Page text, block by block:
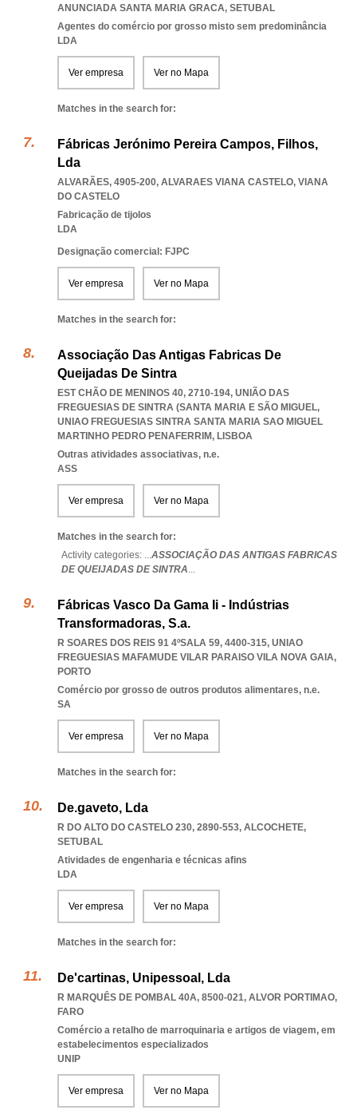
ANUNCIADA SANTA MARIA GRACA, SETUBAL
Agentes do comércio por grosso misto sem predominância
LDA
Ver empresa Ver no Mapa
Matches in the search for:
Fábricas Jerónimo Pereira Campos, Filhos,
Lda
ALVARÃES, 4905-200, ALVARAES VIANA CASTELO, VIANA
DO CASTELO
Fabricação de tijolos
LDA
Designação comercial: FJPC
Ver empresa Ver no Mapa
Matches in the search for:
Associação Das Antigas Fabricas De
Queijadas De Sintra
EST CHÃO DE MENINOS 40, 2710-194, UNIÃO DAS
FREGUESIAS DE SINTRA (SANTA MARIA E SÃO MIGUEL,
UNIAO FREGUESIAS SINTRA SANTA MARIA SAO MIGUEL
MARTINHO PEDRO PENAFERRIM, LISBOA
Outras atividades associativas, n.e.
ASS
Ver empresa Ver no Mapa
Matches in the search for:
Activity categories: ...ASSOCIAÇÃO DAS ANTIGAS FABRICAS
DE QUEIJADAS DE SINTRA...
Fábricas Vasco Da Gama Ii - Indústrias
Transformadoras, S.a.
R SOARES DOS REIS 91 4ºSALA 59, 4400-315, UNIAO
FREGUESIAS MAFAMUDE VILAR PARAISO VILA NOVA GAIA,
PORTO
Comércio por grosso de outros produtos alimentares, n.e.
SA
Ver empresa Ver no Mapa
Matches in the search for:
De.gaveto, Lda
R DO ALTO DO CASTELO 230, 2890-553, ALCOCHETE,
SETUBAL
Atividades de engenharia e técnicas afins
LDA
Ver empresa Ver no Mapa
Matches in the search for:
De'cartinas, Unipessoal, Lda
R MARQUÊS DE POMBAL 40A, 8500-021, ALVOR PORTIMAO,
FARO
Comércio a retalho de marroquinaria e artigos de viagem, em
estabelecimentos especializados
UNIP
Ver empresa Ver no Mapa